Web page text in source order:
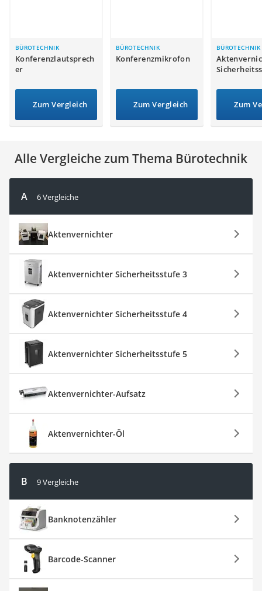
Matratze 90 x 200 cm
Service
BÜROTECHNIK
Konferenzlautsprech
er
Zum Vergleich
BÜROTECHNIK
Konferenzmikrofon
Zum Vergleich
BÜROTECHNIK
Zum
Alle Vergleiche zum Thema Bürotechnik
A 6 Vergleiche
Aktenvernichter
Aktenvernichter Sicherheitsstufe 3
Aktenvernichter Sicherheitsstufe 4
Aktenvernichter Sicherheitsstufe 5
Aktenvernichter-Aufsatz
Aktenvernichter-Öl
B 9 Vergleiche
Banknotenzähler
Barcode-Scanner